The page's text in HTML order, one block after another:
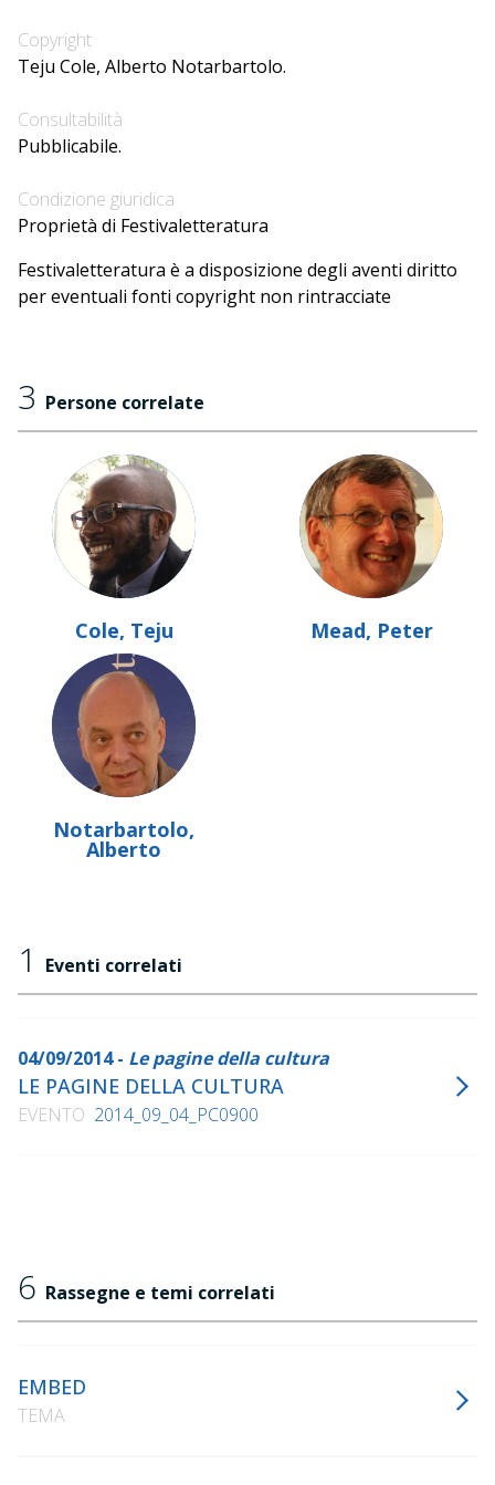
Copyright
Teju Cole, Alberto Notarbartolo.
Consultabilità
Pubblicabile.
Condizione giuridica
Proprietà di Festivaletteratura
Festivaletteratura è a disposizione degli aventi diritto
per eventuali fonti copyright non rintracciate
3 Persone correlate
Cole, Teju Mead, Peter
Notarbartolo,
Alberto
1 Eventi correlati
04/09/2014 - Le pagine della cultura
LE PAGINE DELLA CULTURA
EVENTO 2014_09_04_PC0900
6 Rassegne e temi correlati
EMBED
TEMA